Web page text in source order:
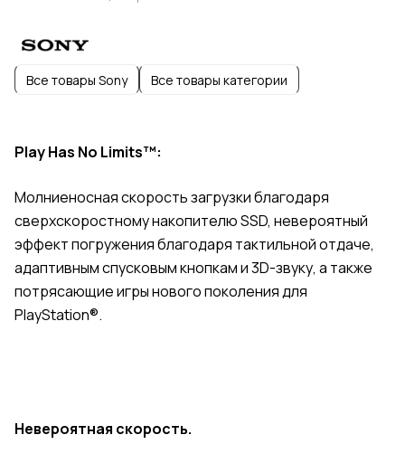
Все товары Sony Все товары категории
Play Has No Limits™:
Молниеносная скорость загрузки благодаря
сверхскоростному накопителю SSD, невероятный
эффект погружения благодаря тактильной отдаче,
адаптивным спусковым кнопкам и 3D-звуку, а также
потрясающие игры нового поколения для
PlayStation®.
Невероятная скорость.